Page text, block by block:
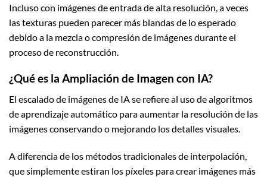
Incluso con imágenes de entrada de alta resolución, a veces
las texturas pueden parecer más blandas de lo esperado
debido a la mezcla o compresión de imágenes durante el
proceso de reconstrucción.
¿Qué es la Ampliación de Imagen con IA?
El escalado de imágenes de IA se refiere al uso de algoritmos
de aprendizaje automático para aumentar la resolución de las
imágenes conservando o mejorando los detalles visuales.
A diferencia de los métodos tradicionales de interpolación,
que simplemente estiran los píxeles para crear imágenes más